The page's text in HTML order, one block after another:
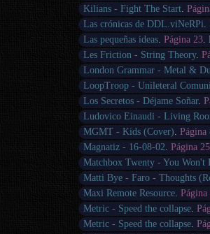
Kilians - Fight The Start.
Las crónicas de DDL.viNeRPi.
Las pequeñas ideas.Página 23.
Les Friction - String Theory.
London Grammar - Metal &
LoopTroop - Unileteral
Los Secretos - Déjame Soñar.
Ludovico Einaudi - Living
MGMT - Kids (Cover).Página
Magnatiz - 16-08-02.Página 25
Matchbox Twenty - You Won't
Matti Bye - Faro - Thoughts
Maxi Remote Resource.Página
Metric - Speed the collapse.
Metric - Speed the collapse.